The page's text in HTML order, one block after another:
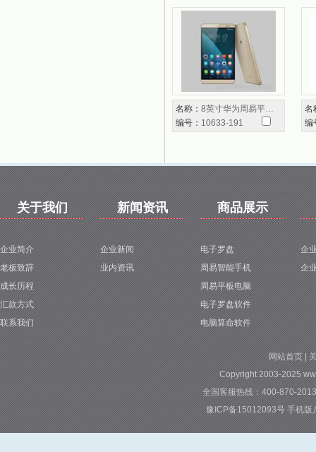
名称： 8英寸华为周易平…
编号： 10633-191
名
编
关于我们
企业简介
老板致辞
成长历程
汇款方式
联系我们
新闻资讯
企业新闻
业内资讯
商品展示
电子罗盘
周易智能手机
周易平板电脑
电子罗盘软件
电脑算命软件
企
企
网站首页|
Copyright 2003-2025
全国客服热线：400-870-
豫ICP备15012093号 手机版